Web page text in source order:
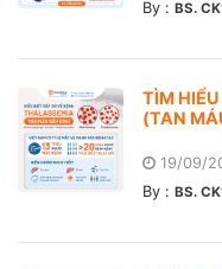
By : BS.
TÌM
(TAN
19/09/
By : BS.